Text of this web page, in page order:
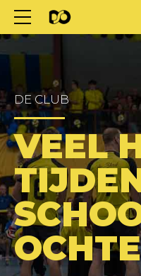
DE CLUB
VEEL